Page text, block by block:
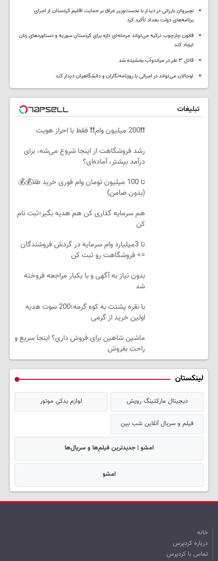
نچیروان بارزانی در دیدار با نخست‌وزیر عراق بر حمایت اقلیم کردستان از اجرای
برنامه‌های دولت بغداد تأکید کرد
قانون چارچوب ترکیه می‌تواند مرحله‌ای تازه برای کردستان سوریه و دستاوردهای زنان
ایجاد کند
قاتل ٣ نفر در میاندوآب بخشیده شد
اوجالان می‌تواند در امرالی با روزنامه‌نگاران و دانشگاهیان دیدار کند
تبلیغات
❗❗200 میلیون وام❗❗ فقط با احراز هویت
رشد فروشگاهت از اینجا شروع می‌شه، برای
درآمد بیشتر، آماده‌ای؟
تا 100 میلیون تومان وام فوری خرید طلا💰💰
(بدون ضامن)
هم سرمایه گذاری کن هم هدیه بگیر؛ثبت نام
کن
تا 3میلیارد وام سرمایه در گردش فروشندگان
=> فروشگاهت رو ثبت کن
بدون نیاز به آگهی و با یکبار مراجعه فروخته
شد
با نقره پشتت به کوه گرمه؛200 سوت هدیه
اولین خرید از گرمی
ماشین شاهین برای فروش داری؟ اینجا سریع و
راحت بفروش
لینکستان
دیجیتال مارکتینگ رویش لوازم یدکی موتور
فیلم و سریال آنلاین شب بین
امشو | جدیدترین فیلم‌ها و سریال‌ها
امشو
خانه
درباره کردپرس
تماس با کردپرس